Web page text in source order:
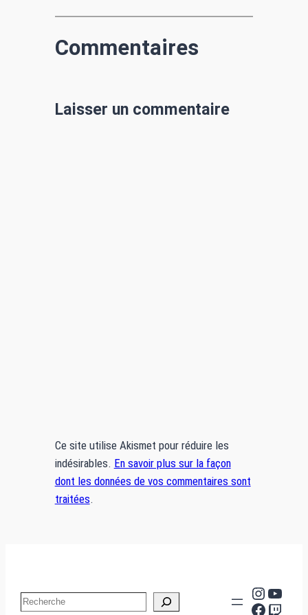
Commentaires
Laisser un commentaire
Ce site utilise Akismet pour réduire les
indésirables. En savoir plus sur la façon
dont les données de vos commentaires sont
traitées.
Search